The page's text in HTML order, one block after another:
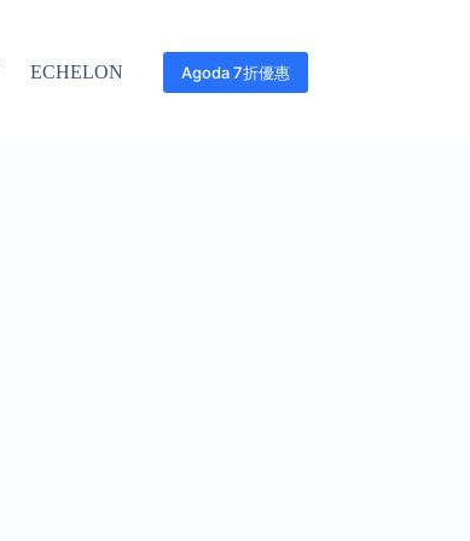
ECHELON Agoda 7折優惠